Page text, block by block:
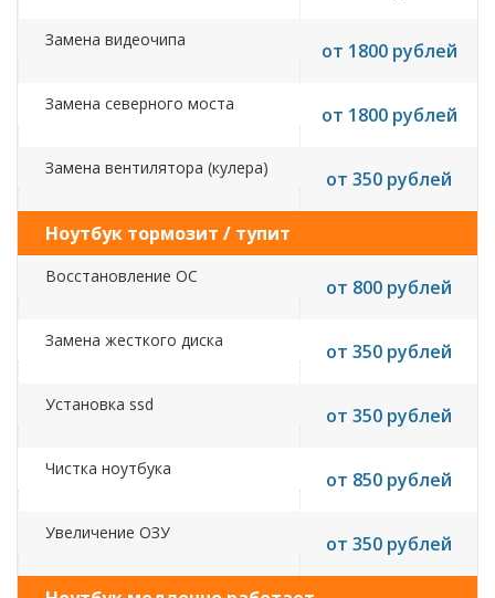
Замена видеочипа от 1800 рублей
Замена северного моста от 1800 рублей
Замена вентилятора (кулера) от 350 рублей
Ноутбук тормозит / тупит
Восстановление ОС от 800 рублей
Замена жесткого диска от 350 рублей
Установка ssd от 350 рублей
Чистка ноутбука от 850 рублей
Увеличение ОЗУ от 350 рублей